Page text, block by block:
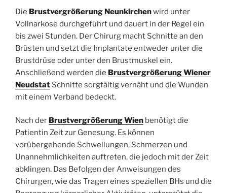
Die Brustvergrößerung Neunkirchenwird unter
Vollnarkose durchgeführt und dauert in der Regel ein
bis zwei Stunden. Der Chirurg macht Schnitte an den
Brüsten und setzt die Implantate entweder unter die
Brustdrüse oder unter den Brustmuskel ein.
Anschließend werden die Brustvergrößerung Wiener
Neudstat Schnitte sorgfältig vernäht und die Wunden
mit einem Verband bedeckt.
Nach der Brustvergrößerung Wien benötigt die
Patientin Zeit zur Genesung. Es können
vorübergehende Schwellungen, Schmerzen und
Unannehmlichkeiten auftreten, die jedoch mit der Zeit
abklingen. Das Befolgen der Anweisungen des
Chirurgen, wie das Tragen eines speziellen BHs und die